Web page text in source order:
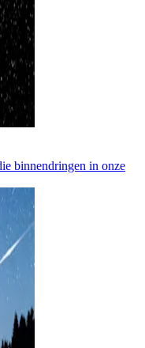
binnendringen in onze